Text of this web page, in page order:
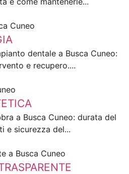
dentale a Busca Cuneo:
e recupero....
a Busca Cuneo: durata del
e sicurezza del...